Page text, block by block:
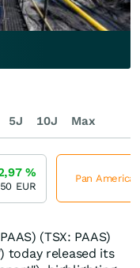
(TSX: PAAS)
today released its
5J 10J Max
%
EUR
Pan